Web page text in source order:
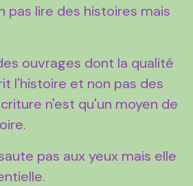
pas lire des histoires mais
ouvrages dont la qualité
l'histoire et non pas des
n'est qu'un moyen de
pas aux yeux mais elle